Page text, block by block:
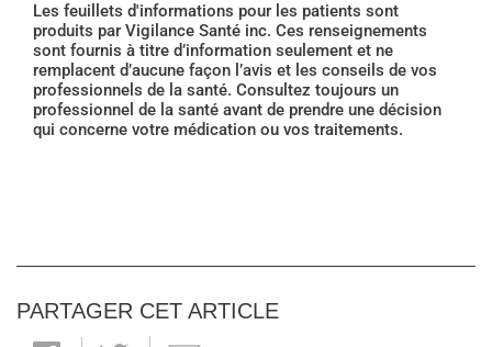
Les feuillets d'informations pour les patients sont
produits par Vigilance Santé inc. Ces renseignements
sont fournis à titre d’information seulement et ne
remplacent d’aucune façon l’avis et les conseils de vos
professionnels de la santé. Consultez toujours un
professionnel de la santé avant de prendre une décision
qui concerne votre médication ou vos traitements.
PARTAGER CET ARTICLE